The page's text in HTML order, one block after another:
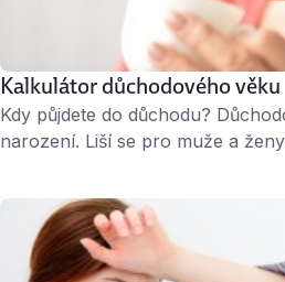
Kalkulátor důchodového věku
Kdy půjdete do důchodu?
narození. Liší se pro muže a
důchodový věk. Kalkulačku